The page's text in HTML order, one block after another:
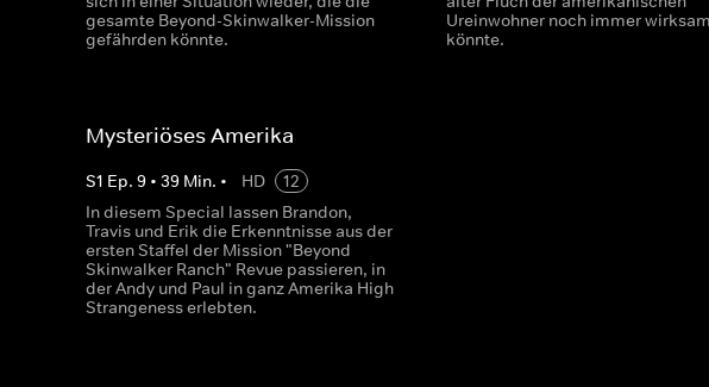
gesamte Beyond-Skinwalker-Mission
gefährden könnte.
Ureinwohner noch immer
könnte.
Mysteriöses Amerika
S1 Ep. 9 • 39 Min. • HD
12
In diesem Special lassen Brandon,
Travis und Erik die Erkenntnisse aus der
ersten Staffel der Mission "Beyond
Skinwalker Ranch" Revue passieren, in
der Andy und Paul in ganz Amerika High
Strangeness erlebten.